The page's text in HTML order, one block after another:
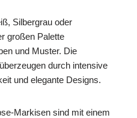
Silbergrau oder
großen Palette
und Muster. Die
durch intensive
und elegante Designs.
Markisen sind mit einem